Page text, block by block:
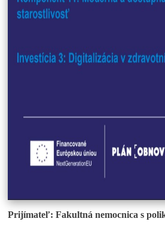
Prijímateľ: Fakultná nemocnica s